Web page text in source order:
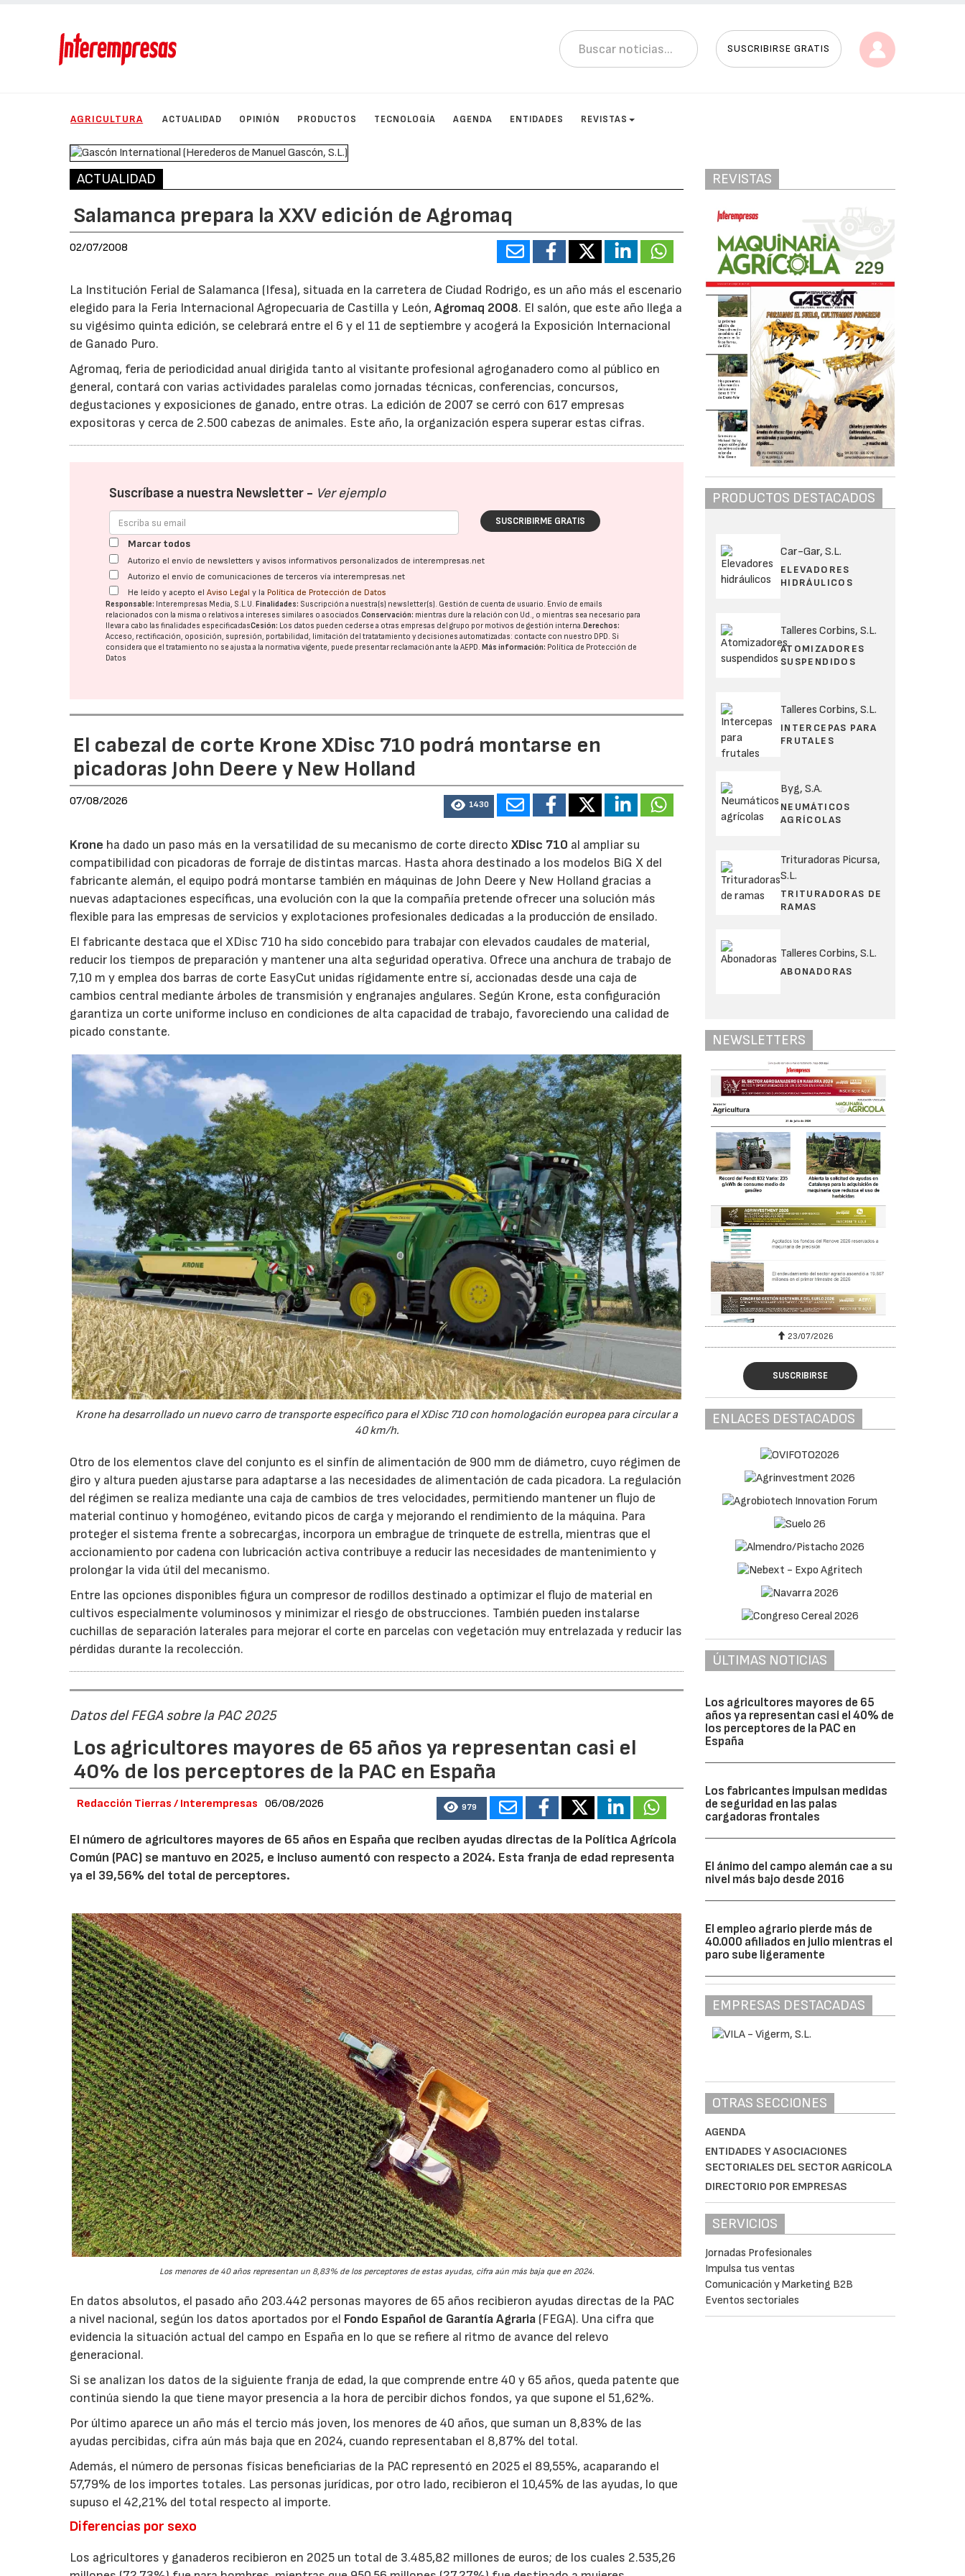
SUSCRIBIRSE GRATIS
AGRICULTURA ACTUALIDAD OPINIÓN PRODUCTOS TECNOLOGÍA AGENDA ENTIDADES REVISTAS
ACTUALIDAD
Salamanca prepara la XXV edición de Agromaq
02/07/2008
La Institución Ferial de Salamanca (Ifesa), situada en la carretera de Ciudad Rodrigo, es un año más el escenario
elegido para la Feria Internacional Agropecuaria de Castilla y León,Agromaq 2008. El salón, que este año llega a
su vigésimo quinta edición, se celebrará entre el 6 y el 11 de septiembre y acogerá la Exposición Internacional
de Ganado Puro.
Agromaq, feria de periodicidad anual dirigida tanto al visitante profesional agroganadero como al público en
general, contará con varias actividades paralelas como jornadas técnicas, conferencias, concursos,
degustaciones y exposiciones de ganado, entre otras. La edición de 2007 se cerró con 617 empresas
expositoras y cerca de 2.500 cabezas de animales. Este año, la organización espera superar estas cifras.
Suscríbase a nuestra Newsletter - Ver ejemplo
SUSCRIBIRME GRATIS
Marcar todos
Autorizo el envío de newsletters y avisos informativos personalizados de interempresas.net
Autorizo el envío de comunicaciones de terceros vía interempresas.net
He leído y acepto elAviso Legal y la Política de Protección de Datos
Responsable: Interempresas Media, S.L.U. Finalidades: Suscripción a nuestra(s) newsletter(s). Gestión de cuenta de usuario. Envío de emails
relacionados con la misma o relativos a intereses similares o asociados.Conservación: mientras dure la relación con Ud., o mientras sea necesario para
llevar a cabo las finalidades especificadasCesión: Los datos pueden cederse a otras empresas del grupo por motivos de gestión interna. Derechos:
Acceso, rectificación, oposición, supresión, portabilidad, limitación del tratatamiento y decisiones automatizadas: contacte con nuestro DPD. Si
considera que el tratamiento no se ajusta a la normativa vigente, puede presentar reclamación ante laAEPD. Más información: Política de Protección de
Datos
El cabezal de corte Krone XDisc 710 podrá montarse en
picadoras John Deere y New Holland
07/08/2026 1430
Krone ha dado un paso más en la versatilidad de su mecanismo de corte directoXDisc 710 al ampliar su
compatibilidad con picadoras de forraje de distintas marcas. Hasta ahora destinado a los modelos BiG X del
fabricante alemán, el equipo podrá montarse también en máquinas de John Deere y New Holland gracias a
nuevas adaptaciones específicas, una evolución con la que la compañía pretende ofrecer una solución más
flexible para las empresas de servicios y explotaciones profesionales dedicadas a la producción de ensilado.
El fabricante destaca que el XDisc 710 ha sido concebido para trabajar con elevados caudales de material,
reducir los tiempos de preparación y mantener una alta seguridad operativa. Ofrece una anchura de trabajo de
7,10 m y emplea dos barras de corte EasyCut unidas rígidamente entre sí, accionadas desde una caja de
cambios central mediante árboles de transmisión y engranajes angulares. Según Krone, esta configuración
garantiza un corte uniforme incluso en condiciones de alta capacidad de trabajo, favoreciendo una calidad de
picado constante.
Krone ha desarrollado un nuevo carro de transporte específico para el XDisc 710 con homologación europea para circular a
40 km/h.
Otro de los elementos clave del conjunto es el sinfín de alimentación de 900 mm de diámetro, cuyo régimen de
giro y altura pueden ajustarse para adaptarse a las necesidades de alimentación de cada picadora. La regulación
del régimen se realiza mediante una caja de cambios de tres velocidades, permitiendo mantener un flujo de
material continuo y homogéneo, evitando picos de carga y mejorando el rendimiento de la máquina. Para
proteger el sistema frente a sobrecargas, incorpora un embrague de trinquete de estrella, mientras que el
accionamiento por cadena con lubricación activa contribuye a reducir las necesidades de mantenimiento y
prolongar la vida útil del mecanismo.
Entre las opciones disponibles figura un compresor de rodillos destinado a optimizar el flujo de material en
cultivos especialmente voluminosos y minimizar el riesgo de obstrucciones. También pueden instalarse
cuchillas de separación laterales para mejorar el corte en parcelas con vegetación muy entrelazada y reducir las
pérdidas durante la recolección.
Datos del FEGA sobre la PAC 2025
Los agricultores mayores de 65 años ya representan casi el
40% de los perceptores de la PAC en España
Redacción Tierras / Interempresas 06/08/2026 979
El número de agricultores mayores de 65 años en España que reciben ayudas directas de la Política Agrícola
Común (PAC) se mantuvo en 2025, e incluso aumentó con respecto a 2024. Esta franja de edad representa
ya el 39,56% del total de perceptores.
Los menores de 40 años representan un 8,83% de los perceptores de estas ayudas, cifra aún más baja que en 2024.
En datos absolutos, el pasado año 203.442 personas mayores de 65 años recibieron ayudas directas de la PAC
a nivel nacional, según los datos aportados por el Fondo Español de Garantía Agraria (FEGA). Una cifra que
evidencia la situación actual del campo en España en lo que se refiere al ritmo de avance del relevo
generacional.
Si se analizan los datos de la siguiente franja de edad, la que comprende entre 40 y 65 años, queda patente que
continúa siendo la que tiene mayor presencia a la hora de percibir dichos fondos, ya que supone el 51,62%.
Por último aparece un año más el tercio más joven, los menores de 40 años, que suman un 8,83% de las
ayudas percibidas, cifra aún más baja que en 2024, cuando representaban el 8,87% del total.
Además, el número de personas físicas beneficiarias de la PAC representó en 2025 el 89,55%, acaparando el
57,79% de los importes totales. Las personas jurídicas, por otro lado, recibieron el 10,45% de las ayudas, lo que
supuso el 42,21% del total respecto al importe.
Diferencias por sexo
Los agricultores y ganaderos recibieron en 2025 un total de 3.485,82 millones de euros; de los cuales 2.535,26
REVISTAS
PRODUCTOS DESTACADOS
Car-Gar, S.L.
ELEVADORES
HIDRÁULICOS
Talleres Corbins, S.L.
ATOMIZADORES
SUSPENDIDOS
Talleres Corbins, S.L.
INTERCEPAS PARA
FRUTALES
Byg, S.A.
NEUMÁTICOS
AGRÍCOLAS
Trituradoras Picursa,
S.L.
TRITURADORAS DE
RAMAS
Talleres Corbins, S.L.
ABONADORAS
NEWSLETTERS
23/07/2026 27/07/2026 23/07/2026
SUSCRIBIRSE
ENLACES DESTACADOS
ÚLTIMAS NOTICIAS
Los agricultores mayores de 65
años ya representan casi el 40% de
los perceptores de la PAC en
España
Los fabricantes impulsan medidas
de seguridad en las palas
cargadoras frontales
El ánimo del campo alemán cae a su
nivel más bajo desde 2016
El empleo agrario pierde más de
40.000 afiliados en julio mientras el
paro sube ligeramente
EMPRESAS DESTACADAS
OTRAS SECCIONES
AGENDA
ENTIDADES Y ASOCIACIONES
SECTORIALES DEL SECTOR AGRÍCOLA
DIRECTORIO POR EMPRESAS
SERVICIOS
Jornadas Profesionales
Impulsa tus ventas
Comunicación y Marketing B2B
Eventos sectoriales